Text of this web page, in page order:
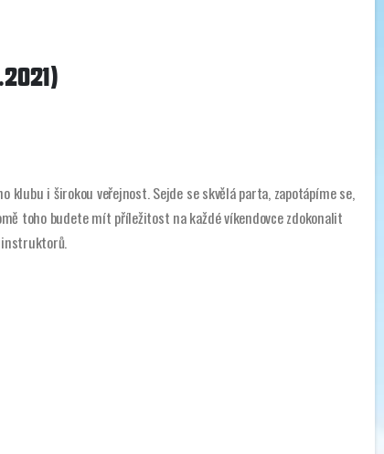
klubu i širokou veřejnost. Sejde se skvělá parta, zapotápíme se,
toho budete mít příležitost na každé víkendovce zdokonalit
instruktorů.